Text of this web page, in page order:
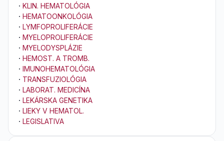
· KLIN. HEMATOLÓGIA
· HEMATOONKOLÓGIA
· LYMFOPROLIFERÁCIE
· MYELOPROLIFERÁCIE
· MYELODYSPLÁZIE
· HEMOST. A TROMB.
· IMUNOHEMATOLÓGIA
· TRANSFUZIOLÓGIA
· LABORAT. MEDICÍNA
· LEKÁRSKA GENETIKA
· LIEKY V HEMATOL.
· LEGISLATIVA